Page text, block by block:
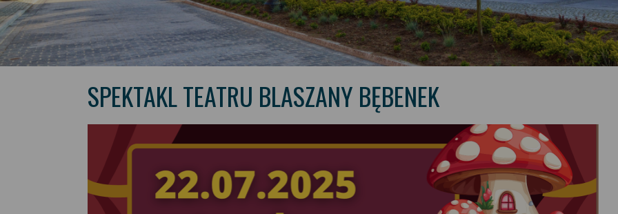
SPEKTAKL TEATRU BLASZANY BĘBENEK